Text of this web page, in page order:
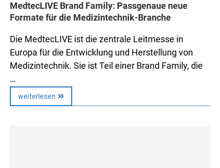
MedtecLIVE Brand Family: Passgenaue neue
Formate für die Medizintechnik-Branche
Die MedtecLIVE ist die zentrale Leitmesse in
Europa für die Entwicklung und Herstellung von
Medizintechnik. Sie ist Teil einer Brand Family, die
…
weiterlesen